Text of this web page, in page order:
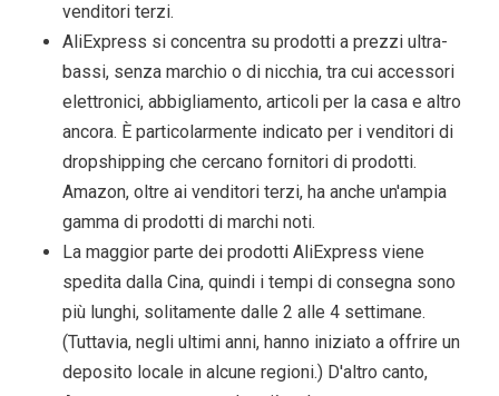
venditori terzi.
AliExpress si concentra su prodotti a prezzi ultra-
bassi, senza marchio o di nicchia, tra cui accessori
elettronici, abbigliamento, articoli per la casa e altro
ancora. È particolarmente indicato per i venditori di
dropshipping che cercano fornitori di prodotti.
Amazon, oltre ai venditori terzi, ha anche un'ampia
gamma di prodotti di marchi noti.
La maggior parte dei prodotti AliExpress viene
spedita dalla Cina, quindi i tempi di consegna sono
più lunghi, solitamente dalle 2 alle 4 settimane.
(Tuttavia, negli ultimi anni, hanno iniziato a offrire un
deposito locale in alcune regioni.) D'altro canto,